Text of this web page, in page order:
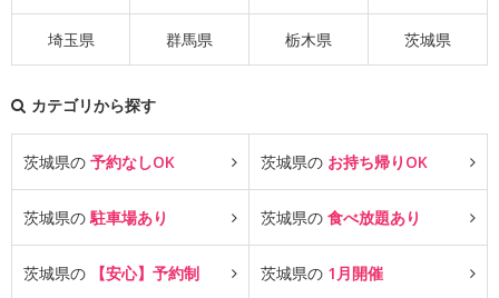
埼玉県 群馬県 栃木県 茨城県
カテゴリから探す
茨城県の 予約なしOK 茨城県の お持ち帰りOK
茨城県の駐車場あり 茨城県の 食べ放題あり
茨城県の 【安心】予約制 茨城県の 1月開催